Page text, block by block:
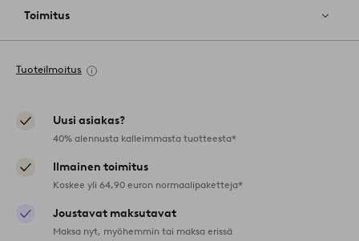
Toimitus
Tuoteilmoitus
Uusi asiakas?
40% alennusta kalleimmasta tuotteesta*
Ilmainen toimitus
Koskee yli 64,90 euron normaalipaketteja*
Joustavat maksutavat
Maksa nyt, myöhemmin tai maksa erissä